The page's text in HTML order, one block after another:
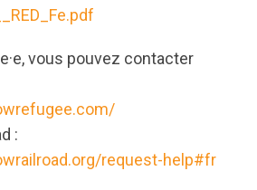
vous pouvez contacter
:
request-help#fr